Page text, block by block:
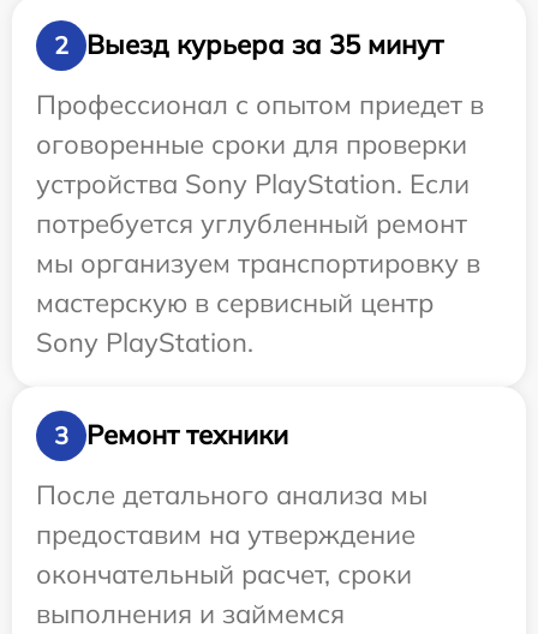
2
Выезд курьера за 35 минут
Профессионал с опытом приедет в
оговоренные сроки для проверки
устройства Sony PlayStation. Если
потребуется углубленный ремонт
мы организуем транспортировку в
мастерскую в сервисный центр
Sony PlayStation.
3
Ремонт техники
После детального анализа мы
предоставим на утверждение
окончательный расчет, сроки
выполнения и займемся